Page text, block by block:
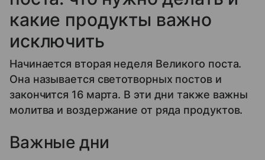
какие продукты важно
исключить
Начинается вторая неделя Великого поста.
Она называется светотворных постов и
закончится 16 марта. В эти дни также важны
молитва и воздержание от ряда продуктов.
Важные дни